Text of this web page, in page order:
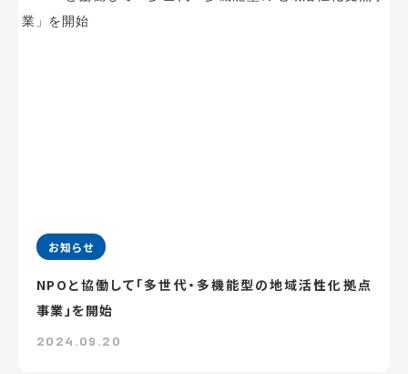
お知らせ
NPOと協働して「多世代・多機能型の地域活性化拠点
事業」を開始
2024.09.20